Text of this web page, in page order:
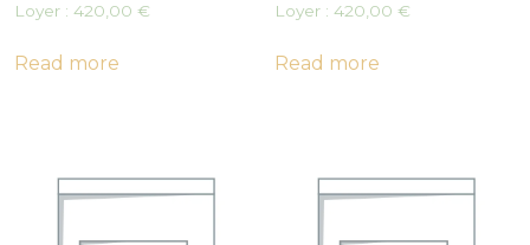
Loyer : 420,00 €
Read more
Loyer :420,00€
Read more